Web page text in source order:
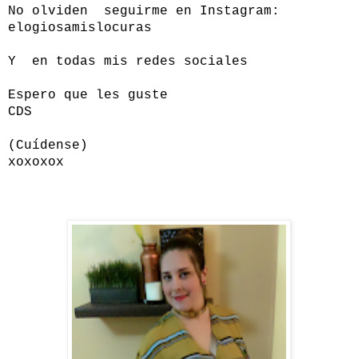
No olviden seguirme en Instagram:
elogiosamislocuras
Y en todas mis redes sociales
Espero que les guste
CDS
(Cuídense)
xoxoxox